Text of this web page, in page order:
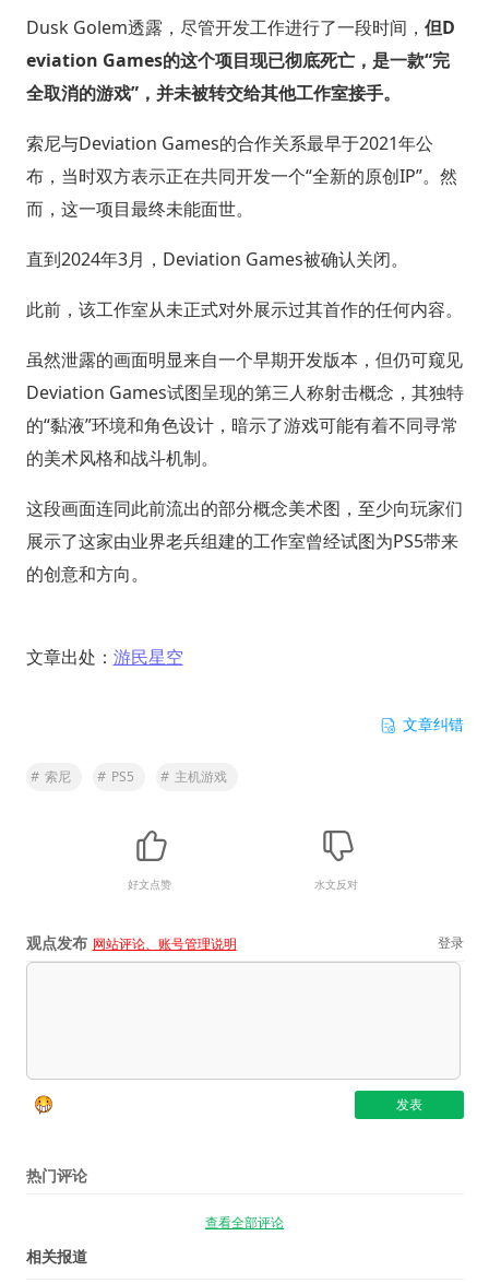
Dusk Golem透露，尽管开发工作进行了一段时间， 但D
eviation Games的这个项目现已彻底死亡，是一款“完
全取消的游戏”，并未被转交给其他工作室接手。
索尼与Deviation Games的合作关系最早于2021年公
布，当时双方表示正在共同开发一个“全新的原创IP”。然
而，这一项目最终未能面世。
直到2024年3月，Deviation Games被确认关闭。
此前，该工作室从未正式对外展示过其首作的任何内容。
虽然泄露的画面明显来自一个早期开发版本，但仍可窥见
Deviation Games试图呈现的第三人称射击概念，其独特
的“黏液”环境和角色设计，暗示了游戏可能有着不同寻常
的美术风格和战斗机制。
这段画面连同此前流出的部分概念美术图，至少向玩家们
展示了这家由业界老兵组建的工作室曾经试图为PS5带来
的创意和方向。
文章出处： 游民星空
文章纠错
# 索尼 # PS5 # 主机游戏
好文点赞 水文反对
观点发布 网站评论、账号管理说明 登录
热门评论
查看全部评论
相关报道